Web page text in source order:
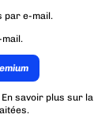
par e-mail.
En savoir plus sur la
.